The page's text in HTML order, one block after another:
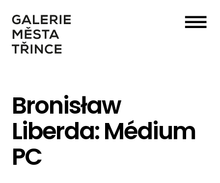
☰
Bronisław
Liberda: Médium
PC